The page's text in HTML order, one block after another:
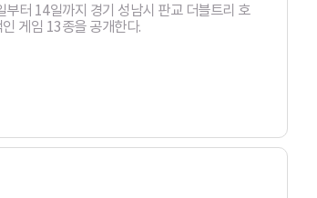
터 14일까지 경기 성남시 판교 더블트리 호
게임 13종을 공개한다.